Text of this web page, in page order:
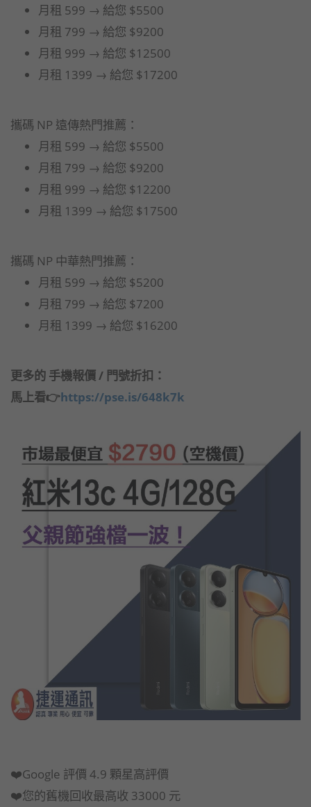
月租 599 → 給您 $5500
月租 799 → 給您 $9200
月租 999 → 給您 $12500
月租 1399 → 給您 $17200
攜碼 NP 遠傳熱門推薦：
月租 599 → 給您 $5500
月租 799 → 給您 $9200
月租 999 → 給您 $12200
月租 1399 → 給您 $17500
攜碼 NP 中華熱門推薦：
月租 599 → 給您 $5200
月租 799 → 給您 $7200
月租 1399 → 給您 $16200
更多的 手機報價 / 門號折扣：
馬上看👉https://pse.is/648k7k
❤️Google 評價 4.9 顆星高評價
❤️您的舊機回收最高收 33000 元